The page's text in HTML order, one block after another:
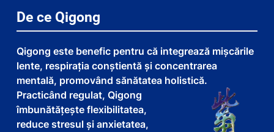
De ce Qigong
Qigong este benefic pentru că integrează mișcările
lente, respirația conștientă și concentrarea
mentală, promovând sănătatea holistică.
Practicând regulat, Qigong
îmbunătățește flexibilitatea,
reduce stresul și anxietatea,